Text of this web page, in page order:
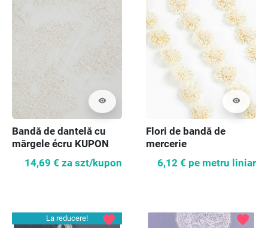
visibility
Bandă de dantelă cu
mărgele écru KUPON
14,69 € za szt/kupon
visibility
Flori de bandă de
mercerie
6,12 € pe metru liniar
La reducere!
favorite favorite